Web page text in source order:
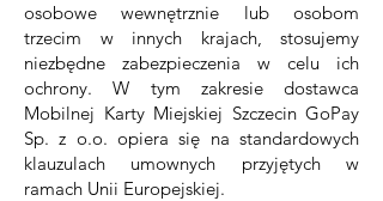
osobowe wewnętrznie lub osobom
trzecim w innych krajach, stosujemy
niezbędne zabezpieczenia w celu ich
ochrony. W tym zakresie dostawca
Mobilnej Karty Miejskiej Szczecin GoPay
Sp. z o.o. opiera się na standardowych
klauzulach umownych przyjętych w
ramach Unii Europejskiej.